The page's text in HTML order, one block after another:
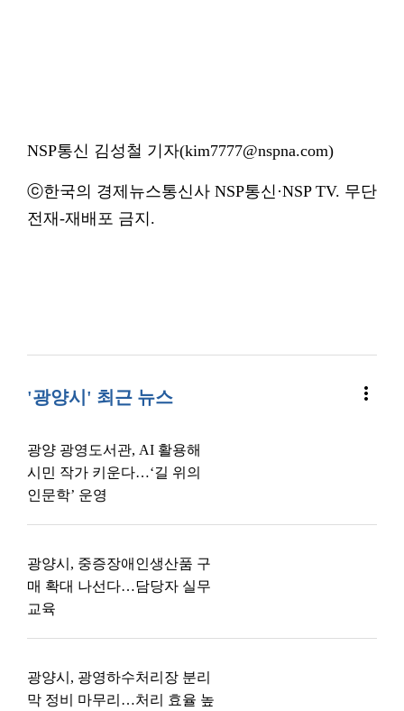
NSP통신 김성철 기자(kim7777@nspna.com)
ⓒ한국의 경제뉴스통신사 NSP통신·NSP TV. 무단
전재-재배포 금지.
'광양시' 최근 뉴스 more_vert
광양 광영도서관, AI 활용해
시민 작가 키운다…‘길 위의
인문학’ 운영
광양시, 중증장애인생산품 구
매 확대 나선다…담당자 실무
교육
광양시, 광영하수처리장 분리
막 정비 마무리…처리 효율 높